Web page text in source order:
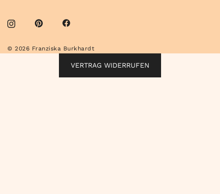
© 2026 Franziska Burkhardt
VERTRAG WIDERRUFEN